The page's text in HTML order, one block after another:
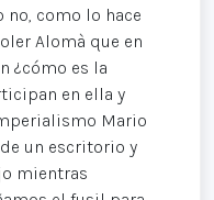
como lo hace
Alomà que en
¿cómo es la
en ella y
Mario
un escritorio y
mientras